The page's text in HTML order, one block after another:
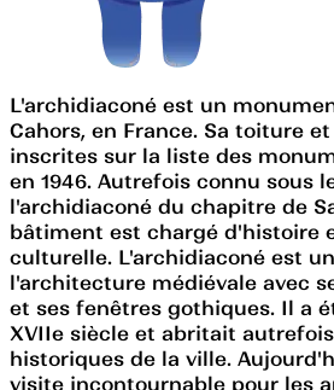
L'archidiaconé est un
Cahors, en France. Sa toiture
inscrites sur la liste des
en 1946. Autrefois connu sous
l'archidiaconé du chapitre de
bâtiment est chargé d'histoire
culturelle. L'archidiaconé est
l'architecture médiévale avec
et ses fenêtres gothiques. Il a
XVIIe siècle et abritait
historiques de la ville.
visite incontournable pour les